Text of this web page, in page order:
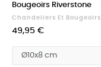
Bougeoirs Riverstone
Chandeliers Et Bougeoirs
Prix
49,95 €